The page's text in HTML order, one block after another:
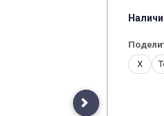
Next
X